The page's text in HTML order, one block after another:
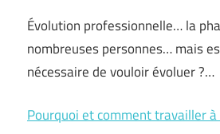
Évolution professionnelle… la
nombreuses personnes… mais
nécessaire de vouloir évoluer ?…
Pourquoi et comment travailler à